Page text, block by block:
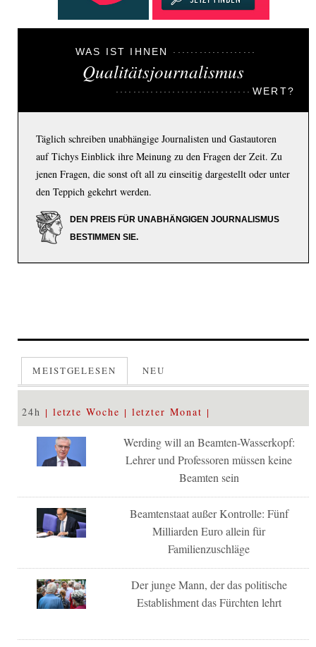
WAS IST IHNEN
Qualitätsjournalismus
WERT?
Täglich schreiben unabhängige Journalisten und Gastautoren
auf Tichys Einblick ihre Meinung zu den Fragen der Zeit. Zu
jenen Fragen, die sonst oft all zu einseitig dargestellt oder unter
den Teppich gekehrt werden.
DEN PREIS FÜR UNABHÄNGIGEN JOURNALISMUS
BESTIMMEN SIE.
MEISTGELESEN NEU
24h letzte Woche letzter Monat
Werding will an Beamten-Wasserkopf:
Lehrer und Professoren müssen keine
Beamten sein
Beamtenstaat außer Kontrolle: Fünf
Milliarden Euro allein für
Familienzuschläge
Der junge Mann, der das politische
Establishment das Fürchten lehrt